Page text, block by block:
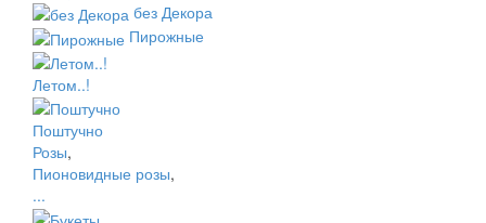
без Декора
Пирожные
Летом..!
Поштучно
Розы,
Пионовидные розы,
...